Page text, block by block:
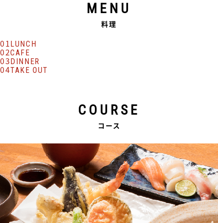
MENU
料理
01 LUNCH
02CAFE
03 DINNER
04TAKE OUT
COURSE
コース